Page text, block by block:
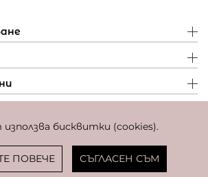
използва бисквитки (cookies).
ПОВЕЧЕ СЪГЛАСЕН СЪМ
курс за превалутиране: 1 EUR = 1,95583 BGN